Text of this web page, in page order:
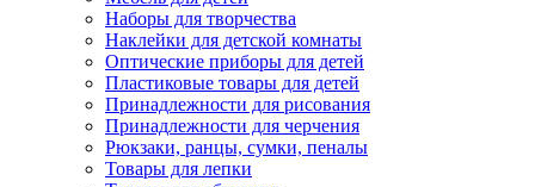
Наборы для творчества
Наклейки для детской комнаты
Оптические приборы для детей
Пластиковые товары для детей
Принадлежности для рисования
Принадлежности для черчения
Рюкзаки, ранцы, сумки, пеналы
Товары для лепки